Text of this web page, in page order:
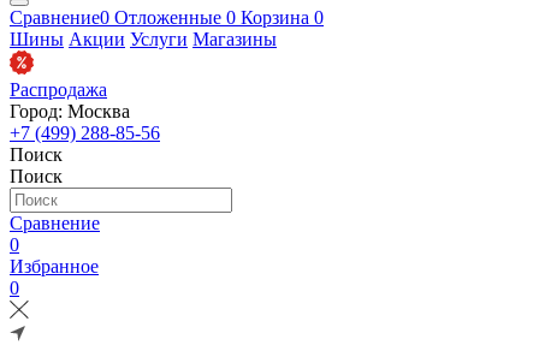
Сравнение0 Отложенные 0 Корзина 0
Шины Акции Услуги Магазины
Распродажа
Город: Москва
+7 (499) 288-85-56
Поиск
Поиск
Сравнение
0
Избранное
0